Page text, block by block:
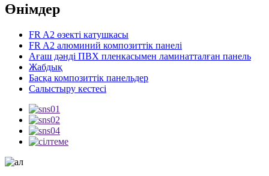
Өнімдер
FR A2 өзекті катушкасы
FR A2 алюминий композиттік панелі
Ағаш дәнді ПВХ пленкасымен ламинатталған панель
Жабдық
Басқа композиттік панельдер
Салыстыру кестесі